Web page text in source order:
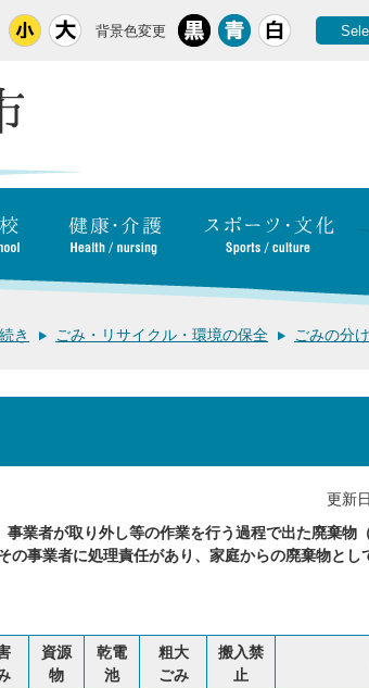
背景色変更
き ごみ・リサイクル・環境の保全 ごみの分
更新
業者が取り外し等の作業を行う過程で出た廃棄物
の事業者に処理責任があり、家庭からの廃棄物とし
資源
物
乾電
池
粗大
ごみ
搬入禁
止